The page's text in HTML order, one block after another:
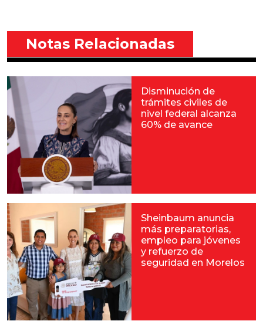
Notas Relacionadas
Disminución de
trámites civiles de
nivel federal alcanza
60% de avance
Sheinbaum anuncia
más preparatorias,
empleo para jóvenes
y refuerzo de
seguridad en Morelos